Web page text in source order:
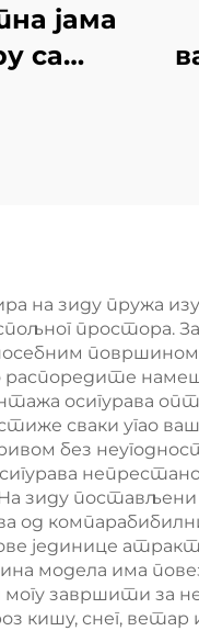
јама
са
на зиду пружа
простора. За
површином
осигурава
сваки угао
без
зиду постављени
јединице
модела има
завршити за
кишу, снег,